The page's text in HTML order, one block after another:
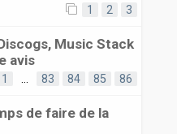
1 2 3
Music Stack
avis
1 83 84 85 86
de faire de la